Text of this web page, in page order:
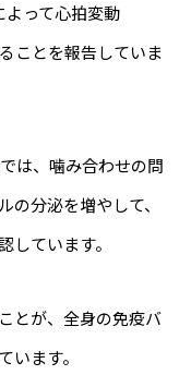
って心拍変動
ことを報告していま
は、噛み合わせの問
分泌を増やして、
しています。
とが、全身の免疫バ
います。